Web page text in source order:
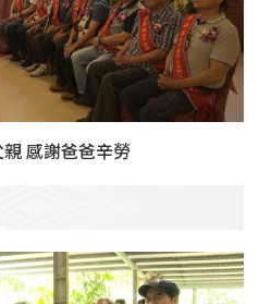
感謝爸爸辛勞